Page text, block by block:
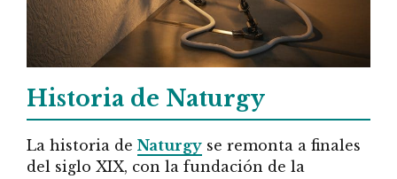
Historia de Naturgy
La historia de Naturgy se remonta a finales
del siglo XIX, con la fundación de la